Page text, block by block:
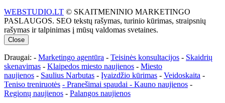
WEBSTUDIO.LT © SKAITMENINIO MARKETINGO
PASLAUGOS. SEO tekstų rašymas, turinio kūrimas, straipsnių
rašymas ir talpinimas į mūsų valdomas svetaines.
Close
Draugai: - Marketingo agentūra - Teisinės konsultacijos - Skaidrių
skenavimas - Klaipedos miesto naujienos - Miesto
naujienos - Saulius Narbutas - Įvaizdžio kūrimas - Veidoskaita -
Teniso treniruotės - Pranešimai spaudai - Kauno naujienos -
Regionų naujienos - Palangos naujienos